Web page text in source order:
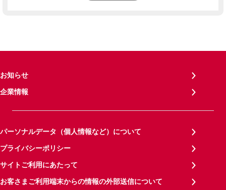
お知らせ
企業情報
パーソナルデータ（個人情報など）について
プライバシーポリシー
サイトご利用にあたって
お客さまご利用端末からの情報の外部送信について